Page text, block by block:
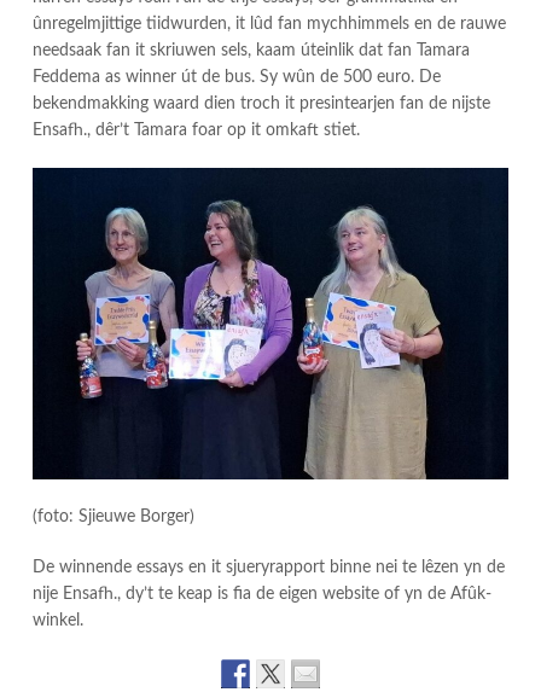
ûnregelmjittige tiidwurden, it lûd fan mychhimmels en de rauwe
needsaak fan it skriuwen sels, kaam úteinlik dat fan Tamara
Feddema as winner út de bus. Sy wûn de 500 euro. De
bekendmakking waard dien troch it presintearjen fan de nijste
Ensafh., dêr’t Tamara foar op it omkaft stiet.
(foto: Sjieuwe Borger)
De winnende essays en it sjueryrapport binne nei te lêzen yn de
nije Ensafh., dy’t te keap is fia de eigen website of yn de Afûk-
winkel.